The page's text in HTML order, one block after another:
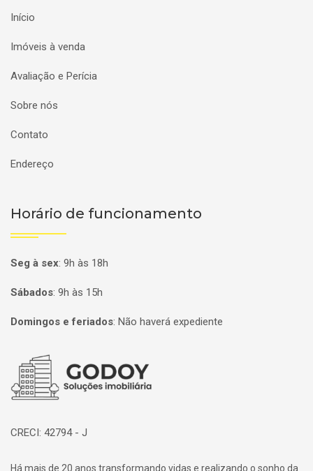
Início
Imóveis à venda
Avaliação e Perícia
Sobre nós
Contato
Endereço
Horário de funcionamento
Seg à sex: 9h às 18h
Sábados: 9h às 15h
Domingos e feriados: Não haverá expediente
Página inicial
CRECI: 42794 - J
Há mais de 20 anos transformando vidas e realizando o sonho da